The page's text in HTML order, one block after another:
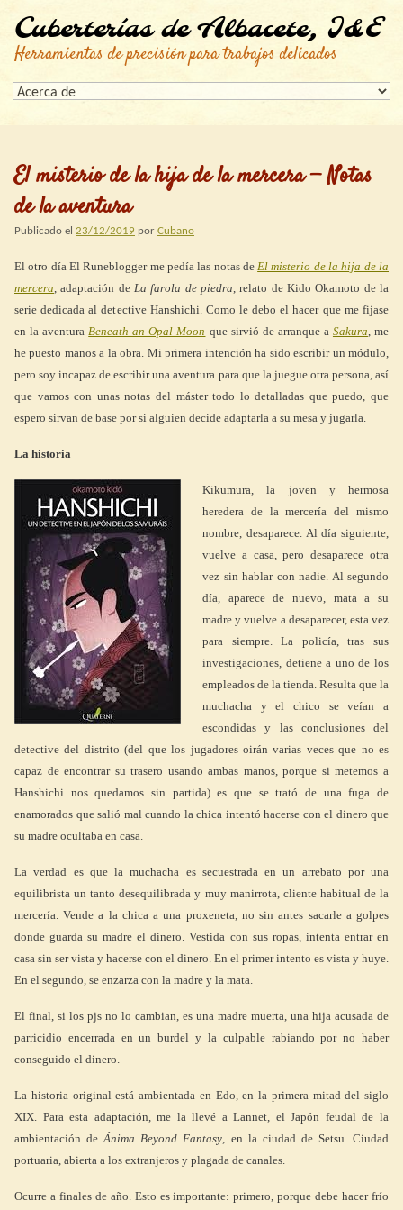
Cuberterías de Albacete, I&E
Herramientas de precisión para trabajos delicados
El misterio de la hija de la mercera — Notas
de la aventura
Publicado el 23/12/2019 por Cubano
El otro día El Runeblogger me pedía las notas deEl misterio de la hija de la
mercera, adaptación de La farola de piedra, relato de Kido Okamoto de la
serie dedicada al detective Hanshichi. Como le debo el hacer que me fijase
en la aventuraBeneath an Opal Moon que sirvió de arranque a Sakura, me
he puesto manos a la obra. Mi primera intención ha sido escribir un módulo,
pero soy incapaz de escribir una aventura para que la juegue otra persona, así
que vamos con unas notas del máster todo lo detalladas que puedo, que
espero sirvan de base por si alguien decide adaptarla a su mesa y jugarla.
La historia
Kikumura, la joven y hermosa
heredera de la mercería del mismo
nombre, desaparece. Al día siguiente,
vuelve a casa, pero desaparece otra
vez sin hablar con nadie. Al segundo
día, aparece de nuevo, mata a su
madre y vuelve a desaparecer, esta vez
para siempre. La policía, tras sus
investigaciones, detiene a uno de los
empleados de la tienda. Resulta que la
muchacha y el chico se veían a
escondidas y las conclusiones del
detective del distrito (del que los jugadores oirán varias veces que no es
capaz de encontrar su trasero usando ambas manos, porque si metemos a
Hanshichi nos quedamos sin partida) es que se trató de una fuga de
enamorados que salió mal cuando la chica intentó hacerse con el dinero que
su madre ocultaba en casa.
La verdad es que la muchacha es secuestrada en un arrebato por una
equilibrista un tanto desequilibrada y muy manirrota, cliente habitual de la
mercería. Vende a la chica a una proxeneta, no sin antes sacarle a golpes
donde guarda su madre el dinero. Vestida con sus ropas, intenta entrar en
casa sin ser vista y hacerse con el dinero. En el primer intento es vista y huye.
En el segundo, se enzarza con la madre y la mata.
El final, si los pjs no lo cambian, es una madre muerta, una hija acusada de
parricidio encerrada en un burdel y la culpable rabiando por no haber
conseguido el dinero.
La historia original está ambientada en Edo, en la primera mitad del siglo
XIX. Para esta adaptación, me la llevé a Lannet, el Japón feudal de la
ambientación deÁnima Beyond Fantasy, en la ciudad de Setsu. Ciudad
portuaria, abierta a los extranjeros y plagada de canales.
Ocurre a finales de año. Esto es importante: primero, porque debe hacer frío